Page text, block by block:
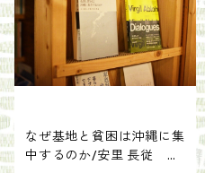
なぜ基地と貧困は沖縄に集
中するのか/安里 長従 志